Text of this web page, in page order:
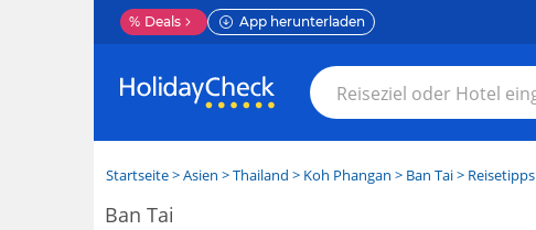
% Deals App herunterladen
Startseite>Asien >Thailand > Koh Phangan > Ban Tai> Reisetipps
Ban Tai